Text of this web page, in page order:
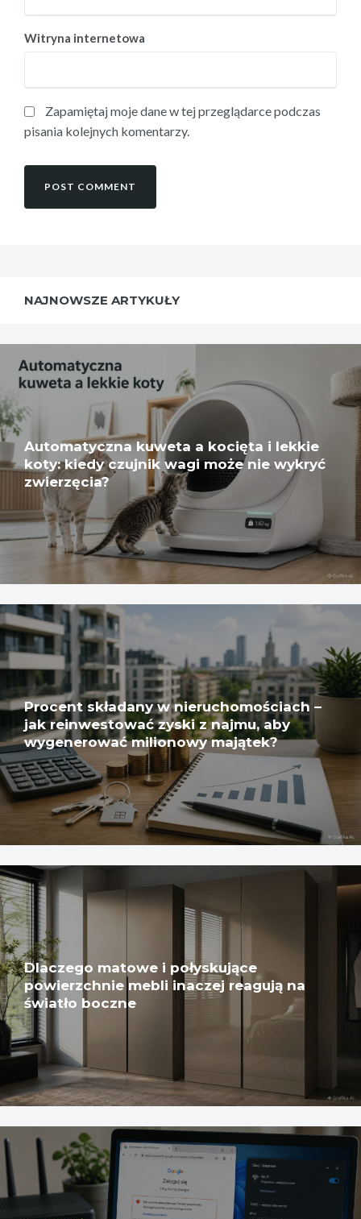
Witryna internetowa
Zapamiętaj moje dane w tej przeglądarce podczas
pisania kolejnych komentarzy.
NAJNOWSZE ARTYKUŁY
Automatyczna kuweta a kocięta i lekkie
koty: kiedy czujnik wagi może nie wykryć
zwierzęcia?
Procent składany w nieruchomościach –
jak reinwestować zyski z najmu, aby
wygenerować milionowy majątek?
Dlaczego matowe i połyskujące
powierzchnie mebli inaczej reagują na
światło boczne